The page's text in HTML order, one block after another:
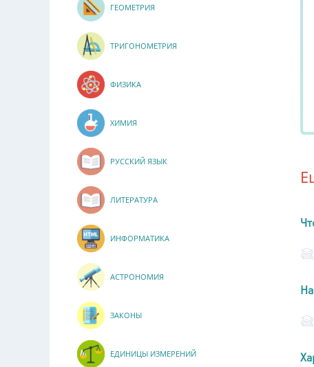
ГЕОМЕТРИЯ
ТРИГОНОМЕТРИЯ
ФИЗИКА
ХИМИЯ
РУССКИЙ ЯЗЫК
ЛИТЕРАТУРА
ИНФОРМАТИКА
АСТРОНОМИЯ
ЗАКОНЫ
ЕДИНИЦЫ ИЗМЕРЕНИЙ